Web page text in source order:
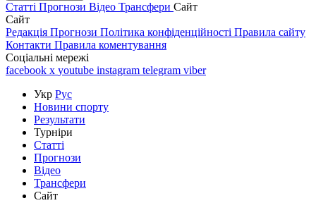
Статті Прогнози Відео Трансфери Сайт
Сайт
Редакція Прогнози Політика конфіденційності Правила сайту
Контакти Правила коментування
Соціальні мережі
facebook x youtube instagram telegram viber
Укр Рус
Новини спорту
Результати
Турніри
Статті
Прогнози
Відео
Трансфери
Сайт